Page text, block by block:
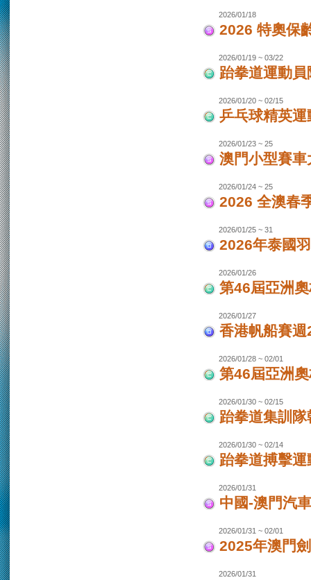
2026/01/18
2026 特奧保
2026/01/19 ~ 03/22
跆拳道運動
2026/01/20 ~ 02/15
乒乓球精英
2026/01/23 ~ 25
澳門小型賽
2026/01/24 ~ 25
2026 全澳春
2026/01/25 ~ 31
2026年泰國
2026/01/26
第46屆亞洲
2026/01/27
香港帆船賽
2026/01/28 ~ 02/01
第46屆亞洲
2026/01/30 ~ 02/15
跆拳道集訓
2026/01/30 ~ 02/14
跆拳道搏擊
2026/01/31
中國-澳門汽
2026/01/31 ~ 02/01
2025年澳門
2026/01/31